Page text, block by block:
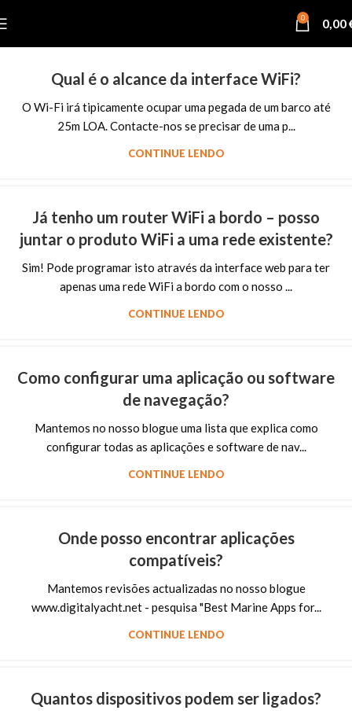
0 0,00
Qual é o alcance da interface WiFi?
O Wi-Fi irá tipicamente ocupar uma pegada de um barco até
25m LOA. Contacte-nos se precisar de uma p...
CONTINUE LENDO
Já tenho um router WiFi a bordo – posso
juntar o produto WiFi a uma rede existente?
Sim! Pode programar isto através da interface web para ter
apenas uma rede WiFi a bordo com o nosso ...
CONTINUE LENDO
Como configurar uma aplicação ou software
de navegação?
Mantemos no nosso blogue uma lista que explica como
configurar todas as aplicações e software de nav...
CONTINUE LENDO
Onde posso encontrar aplicações
compatíveis?
Mantemos revisões actualizadas no nosso blogue
www.digitalyacht.net - pesquisa "Best Marine Apps for...
CONTINUE LENDO
Quantos dispositivos podem ser ligados?